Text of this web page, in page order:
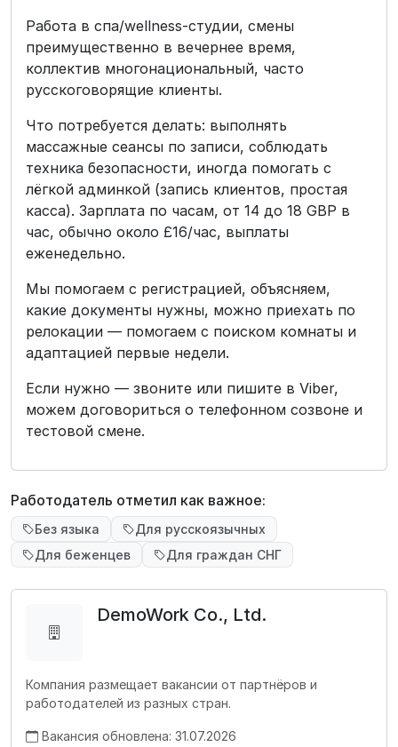
Работа в спа/wellness-студии, смены
преимущественно в вечернее время,
коллектив многонациональный, часто
русскоговорящие клиенты.
Что потребуется делать: выполнять
массажные сеансы по записи, соблюдать
техника безопасности, иногда помогать с
лёгкой админкой (запись клиентов, простая
касса). Зарплата по часам, от 14 до 18 GBP в
час, обычно около £16/час, выплаты
еженедельно.
Мы помогаем с регистрацией, объясняем,
какие документы нужны, можно приехать по
релокации — помогаем с поиском комнаты и
адаптацией первые недели.
Если нужно — звоните или пишите в Viber,
можем договориться о телефонном созвоне и
тестовой смене.
Работодатель отметил как важное:
Без языка
Для русскоязычных
Для беженцев
Для граждан СНГ
DemoWork Co., Ltd.
Компания размещает вакансии от партнёров и
работодателей из разных стран.
Вакансия обновлена: 31.07.2026